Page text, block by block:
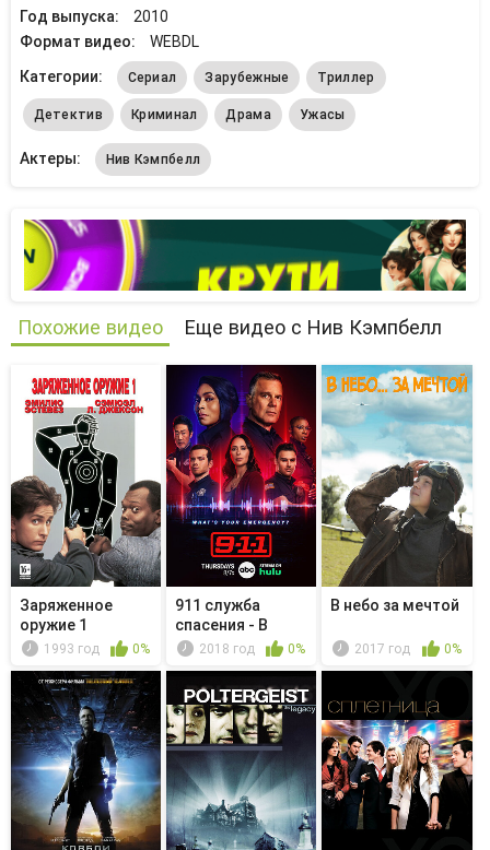
Год выпуска:
2010
Формат видео:
WEBDL
Категории:
Сериал Зарубежные Триллер
Детектив Криминал Драма Ужасы
Актеры: Нив Кэмпбелл
Похожие видео Еще видео с Нив Кэмпбелл
Заряженное
оружие 1
1993 год 0%
911 служба
спасения - В
другой жизни
2018 год 0%
В небо за мечтой
2017 год 0%